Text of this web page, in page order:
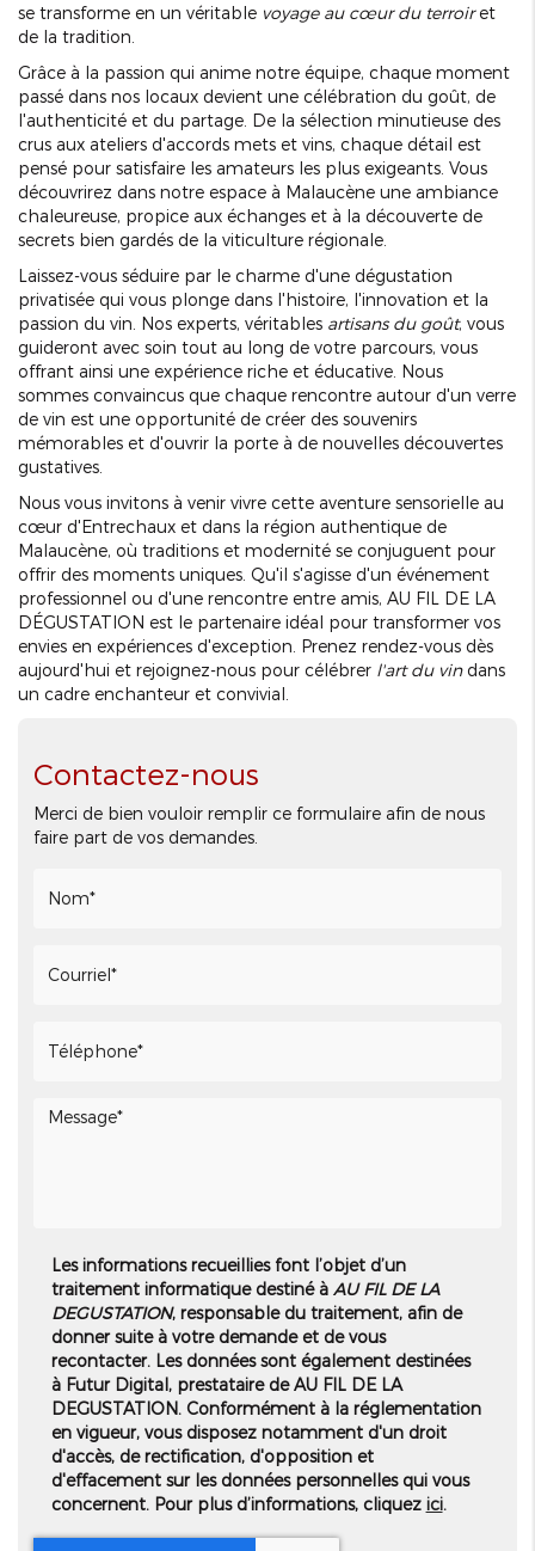
se transforme en un véritable voyage au cœur du terroiret
de la tradition.
Grâce à la passion qui anime notre équipe, chaque moment
passé dans nos locaux devient une célébration du goût, de
l'authenticité et du partage. De la sélection minutieuse des
crus aux ateliers d'accords mets et vins, chaque détail est
pensé pour satisfaire les amateurs les plus exigeants. Vous
découvrirez dans notre espace à Malaucène une ambiance
chaleureuse, propice aux échanges et à la découverte de
secrets bien gardés de la viticulture régionale.
Laissez-vous séduire par le charme d'une dégustation
privatisée qui vous plonge dans l'histoire, l'innovation et la
passion du vin. Nos experts, véritables artisans du goût, vous
guideront avec soin tout au long de votre parcours, vous
offrant ainsi une expérience riche et éducative. Nous
sommes convaincus que chaque rencontre autour d'un verre
de vin est une opportunité de créer des souvenirs
mémorables et d'ouvrir la porte à de nouvelles découvertes
gustatives.
Nous vous invitons à venir vivre cette aventure sensorielle au
cœur d'Entrechaux et dans la région authentique de
Malaucène, où traditions et modernité se conjuguent pour
offrir des moments uniques. Qu'il s'agisse d'un événement
professionnel ou d'une rencontre entre amis, AU FIL DE LA
DÉGUSTATION est le partenaire idéal pour transformer vos
envies en expériences d'exception. Prenez rendez-vous dès
aujourd'hui et rejoignez-nous pour célébrer l'art du vindans
un cadre enchanteur et convivial.
Contactez-nous
Merci de bien vouloir remplir ce formulaire afin de nous
faire part de vos demandes.
Les informations recueillies font l’objet d’un
traitement informatique destiné àAU FIL DE LA
DEGUSTATION, responsable du traitement, afin de
donner suite à votre demande et de vous
recontacter. Les données sont également destinées
à Futur Digital, prestataire de AU FIL DE LA
DEGUSTATION. Conformément à la réglementation
en vigueur, vous disposez notamment d'un droit
d'accès, de rectification, d'opposition et
d'effacement sur les données personnelles qui vous
concernent. Pour plus d’informations, cliquez ici.